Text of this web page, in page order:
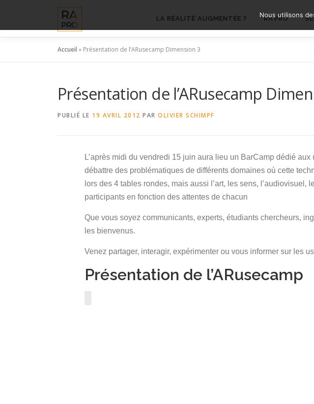
contenu
LA RÉALITÉ AUGMENTÉE ? RA’PRO
Accueil » Présentation de l’ARusecamp Dimension 3
Présentation de l’ARusecamp
PUBLIÉ LE 19 AVRIL 2012 PAR OLIVIER SCHIMPF
L’après midi du vendredi 15 juin aura lieu un BarCamp dédié
débattre des problématiques de différents domaines où cette
lors des 4 tables rondes, mais aussi l’art, les sens,
participants en fonction des attentes de chacun
Que vous soyez communicants, experts, étudiants chercheurs,
les bienvenus.
Venez partager, interagir, expérimenter ou vous informer sur les
Présentation de l’ARusecamp
Nous utilisons